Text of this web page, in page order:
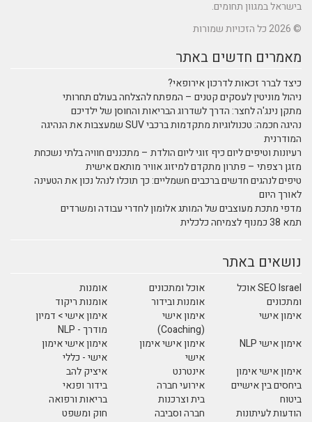
בישראל במגוון תחומים.
© 2026 כל הזכויות שמורות
מאמרים חדשים באתר
כיצד לברר זכאות לדרכון אירופאי?
ניהול מוניטין לעסקים קטנים – המפתח להצלחה בעולם תחרותי
מתקן נינג'ה לחצר: הדרך לשדרוג הבריאות והחוסן של ילדיכם
נהיגה חכמה: טכנולוגיות מתקדמות ברכבי SUV שמעצבות את הנהיגה
המודרנית
רעיונות וטיפים ליום כיף זוגי ליום הולדת – מתכננים חוויה בלתי נשכחת
מזגן רצפתי – פתרון מתקדם למיזוג אוויר מותאם אישית
טיפים לנהגים חדשים ברכבים חשמליים: כך תוכלו לנהל נכון את הטעינה
לאורך היום
מדפי מתכת מעוצבים של המותג אלומון לחדרי עבודה ומשרדים
תמא 38 כמנוף לצמיחה כלכלית
נושאים באתר
SEO Israel אוכל
ומתכונים
אוכל ומתכונים
אומנות
אומנות ובידור
אומנות ריקוד
אימון אישי
אימון אישי
(Coaching)
אימון אישי > דמיון
מודרך - NLP
אימון אישי NLP
אימון אישי אימון
אישי
אימון אישי אימון
אישי - כללי
אימון אישי אימון
ביחסים בין אישיים
אינטרנט
איציק להב
אירועי חברה
בידור ופנאי
ביטוח
בית וצרכנות
בריאות ורפואה
הודעות לעיתונות
חברה וסביבה
חוק ומשפט